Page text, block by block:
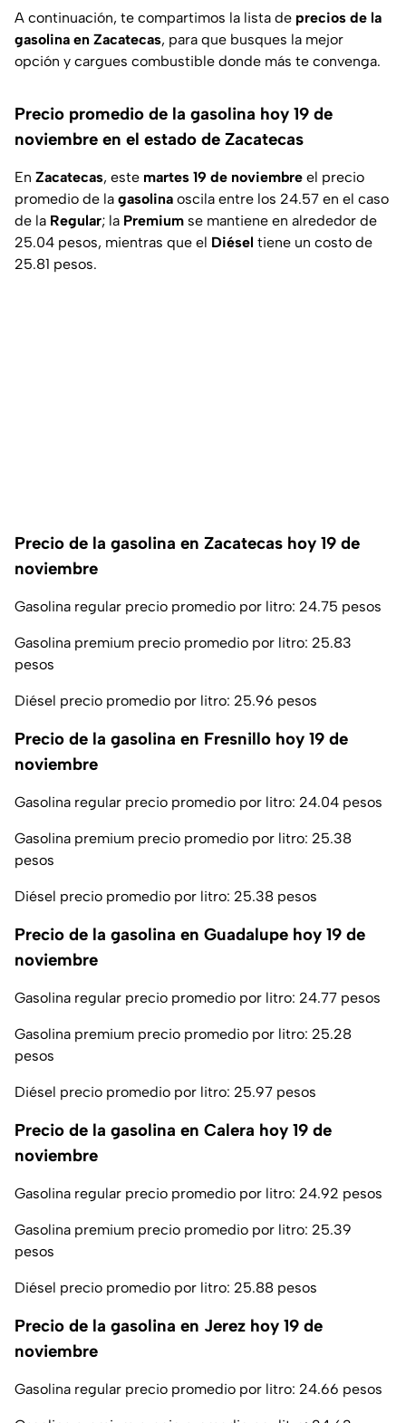
A continuación, te compartimos la lista de precios de la
gasolina en Zacatecas, para que busques la mejor
opción y cargues combustible donde más te convenga.
Precio promedio de la gasolina hoy 19 de
noviembre en el estado de Zacatecas
En Zacatecas, este martes 19 de noviembre el precio
promedio de la gasolina oscila entre los 24.57 en el caso
de la Regular; la Premium se mantiene en alrededor de
25.04 pesos, mientras que el Diésel tiene un costo de
25.81 pesos.
Precio de la gasolina en Zacatecas hoy 19 de
noviembre
Gasolina regular precio promedio por litro: 24.75 pesos
Gasolina premium precio promedio por litro: 25.83
pesos
Diésel precio promedio por litro: 25.96 pesos
Precio de la gasolina en Fresnillo hoy 19 de
noviembre
Gasolina regular precio promedio por litro: 24.04 pesos
Gasolina premium precio promedio por litro: 25.38
pesos
Diésel precio promedio por litro: 25.38 pesos
Precio de la gasolina en Guadalupe hoy 19 de
noviembre
Gasolina regular precio promedio por litro: 24.77 pesos
Gasolina premium precio promedio por litro: 25.28
pesos
Diésel precio promedio por litro: 25.97 pesos
Precio de la gasolina en Calera hoy 19 de
noviembre
Gasolina regular precio promedio por litro: 24.92 pesos
Gasolina premium precio promedio por litro: 25.39
pesos
Diésel precio promedio por litro: 25.88 pesos
Precio de la gasolina en Jerez hoy 19 de
noviembre
Gasolina regular precio promedio por litro: 24.66 pesos